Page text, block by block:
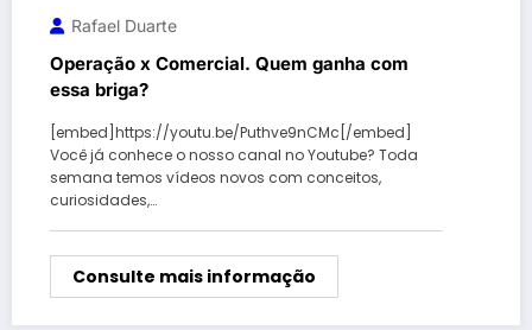
Rafael Duarte
Operação x Comercial. Quem ganha com
essa briga?
[embed]https://youtu.be/Puthve9nCMc[/embed]
Você já conhece o nosso canal no Youtube? Toda
semana temos vídeos novos com conceitos,
curiosidades,…
Consulte mais informação